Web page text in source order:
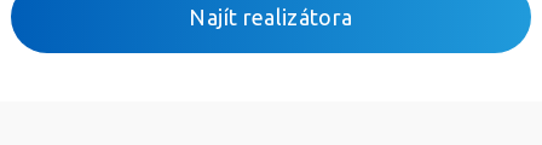
Najít realizátora